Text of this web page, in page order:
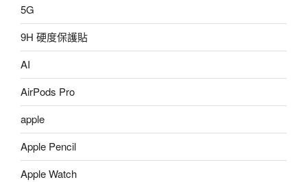
5G
9H 硬度保護貼
AI
AirPods Pro
apple
Apple Pencil
Apple Watch